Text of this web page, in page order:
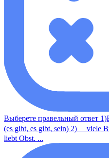
Выберете правельный ответ
(es gibt, es gibt, sein) 2)＿ viele
liebt Obst. ...